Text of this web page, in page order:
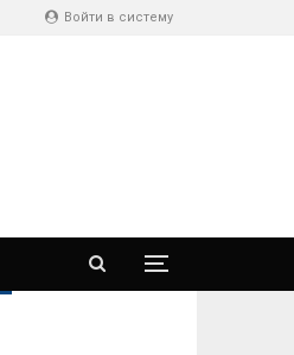
Войти в систему